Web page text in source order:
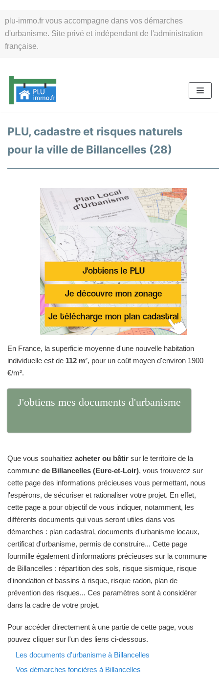
plu-immo.fr vous accompagne dans vos démarches
d'urbanisme. Site privé et indépendant de l'administration
française.
au
contenu
PLU, cadastre et risques naturels
pour la ville de Billancelles (28)
En France, la superficie moyenne d'une nouvelle habitation
individuelle est de 112 m², pour un coût moyen d'environ 1900
€/m².
J'obtiens mes documents d'urbanisme
Que vous souhaitiez acheter ou bâtir sur le territoire de la
commune de Billancelles (Eure-et-Loir), vous trouverez sur
cette page des informations précieuses vous permettant, nous
l'espérons, de sécuriser et rationaliser votre projet. En effet,
cette page a pour objectif de vous indiquer, notamment, les
différents documents qui vous seront utiles dans vos
démarches : plan cadastral, documents d'urbanisme locaux,
certificat d'urbanisme, permis de construire... Cette page
fourmille également d'informations précieuses sur la commune
de Billancelles : répartition des sols, risque sismique, risque
d'inondation et bassins à risque, risque radon, plan de
prévention des risques... Ces paramètres sont à considérer
dans la cadre de votre projet.
Pour accéder directement à une partie de cette page, vous
pouvez cliquer sur l'un des liens ci-dessous.
Les documents d'urbanisme à Billancelles
Vos démarches foncières à Billancelles